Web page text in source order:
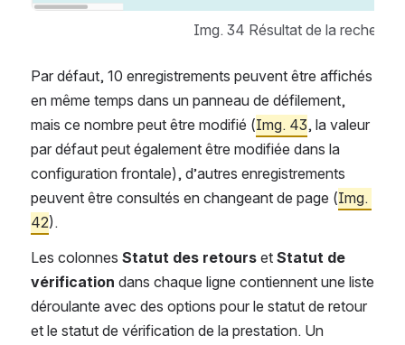
Img. 34 Résultat de la
Par défaut, 10 enregistrements peuvent être affichés
en même temps dans un panneau de défilement,
mais ce nombre peut être modifié (Img. 43, la valeur
par défaut peut également être modifiée dans la
configuration frontale), d’autres enregistrements
peuvent être consultés en changeant de page (Img.
42).
Les colonnes Statut des retours et Statut de
vérification dans chaque ligne contiennent une liste
déroulante avec des options pour le statut de retour
et le statut de vérification de la prestation. Un